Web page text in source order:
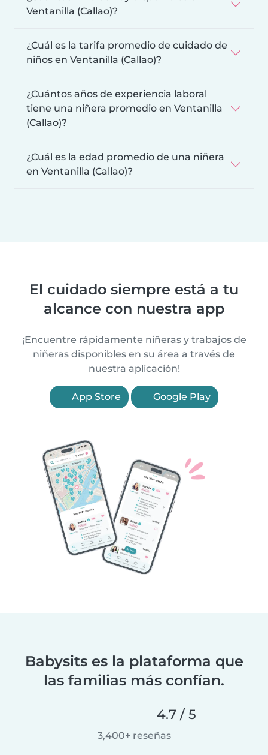
Ventanilla (Callao)?
¿Cuál es la tarifa promedio de cuidado de
niños en Ventanilla (Callao)?
¿Cuántos años de experiencia laboral
tiene una niñera promedio en Ventanilla
(Callao)?
¿Cuál es la edad promedio de una niñera
en Ventanilla (Callao)?
El cuidado siempre está a tu
alcance con nuestra app
¡Encuentre rápidamente niñeras y trabajos de
niñeras disponibles en su área a través de
nuestra aplicación!
App Store Google Play
Babysits es la plataforma que
las familias más confían.
4.7 / 5
3,400+ reseñas